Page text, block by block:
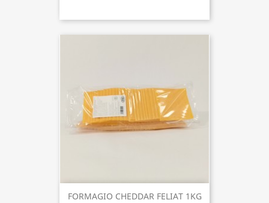
FORMAGIO CHEDDAR FELIAT 1KG